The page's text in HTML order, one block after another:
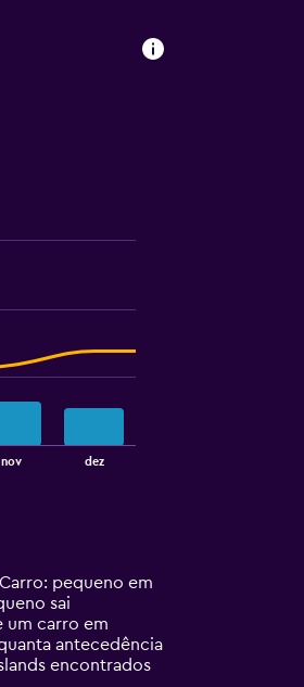
nov dez
pequeno em
sai
um carro em
antecedência
encontrados